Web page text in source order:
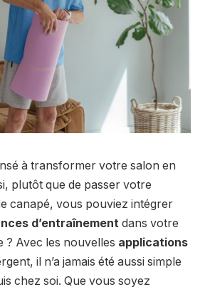
à transformer votre salon en
plutôt que de passer votre
canapé, vous pouviez intégrer
d’entraînement dans votre
? Avec les nouvelles applications
il n’a jamais été aussi simple
chez soi. Que vous soyez